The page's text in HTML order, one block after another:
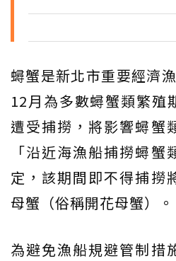
蟳蟹是新北市重要經濟
12月為多數蟳蟹類繁殖
遭受捕撈，將影響蟳蟹
「沿近海漁船捕撈蟳
定，該期間即不得捕撈
母蟹（俗稱開花母蟹）。
為避免漁船規避管制措